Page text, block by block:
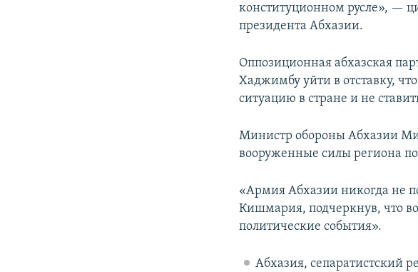
конституционном русле», —
президента Абхазии.
Оппозиционная абхазская
Хаджимбу уйти в отставку,
ситуацию в стране и не
Министр обороны Абхазии
вооруженные силы региона
«Армия Абхазии никогда не
Кишмария, подчеркнув, что
политические события».
Абхазия, сепаратистский